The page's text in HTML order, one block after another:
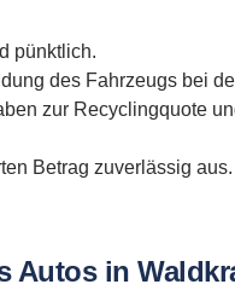
pünktlich.
des Fahrzeugs bei
zur Recyclingquote
Betrag zuverlässig aus.
Autos in